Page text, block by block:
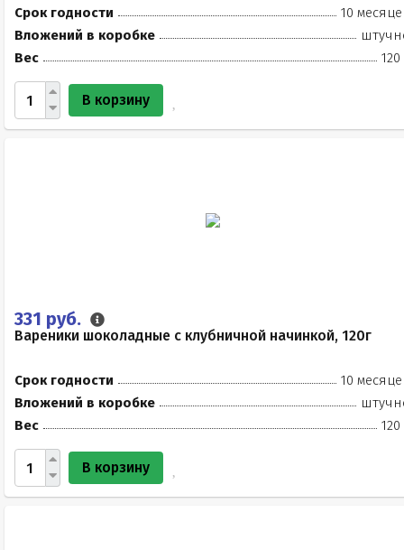
Срок годности
10
Вложений в коробке
Вес
120
В корзину
331 руб.
Вареники шоколадные с клубничной начинкой, 120г
Срок годности
10
Вложений в коробке
Вес
120
В корзину